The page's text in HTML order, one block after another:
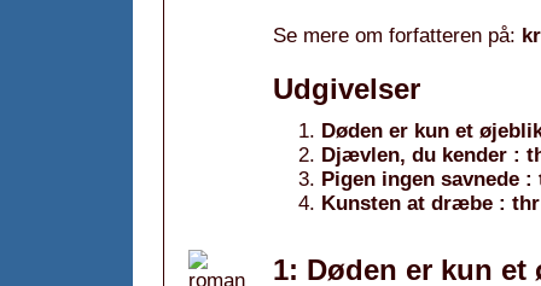
Se mere om forfatteren på:
Udgivelser
Døden er kun et
Djævlen, du kender :
Pigen ingen savnede
Kunsten at dræbe :
1: Døden er kun